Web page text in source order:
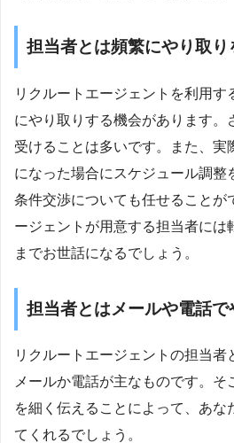
担当者とは頻繁にやり取
リクルートエージェントを利用す
にやり取りする機会があります。
受けることは多いです。また、実
になった場合にスケジュール調整
条件交渉についても任せることが
ージェントが用意する担当者には
までお世話になるでしょう。
担当者とはメールや電話で
リクルートエージェントの担当者
メールか電話が主なものです。そ
を細く伝えることによって、あな
てくれるでしょう。